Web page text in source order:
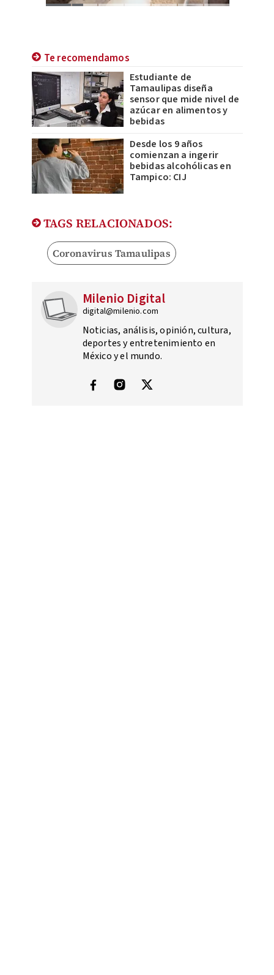
Te recomendamos
Estudiante de
Tamaulipas diseña
sensor que mide nivel de
azúcar en alimentos y
bebidas
Desde los 9 años
comienzan a ingerir
bebidas alcohólicas en
Tampico: CIJ
TAGS RELACIONADOS:
Coronavirus Tamaulipas
Milenio Digital
digital@milenio.com
Noticias, análisis, opinión, cultura,
deportes y entretenimiento en
México y el mundo.